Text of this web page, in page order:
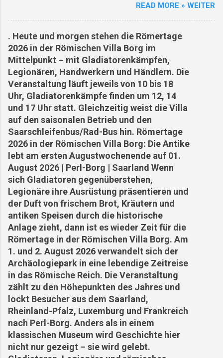
Kooperation bei Experimenten & Publikationen
In der Villa-Borg-Dokumentation werden
Kooperationen mit Universitäten wie
Saarbrücken, Köln, Trier, Marburg, Utrecht
genannt. ( villa-borg.de ) ARCHEOglas /
Glasofenexperiment Experimentelle
Archäologie im Bereich Glashütten /
Glasfertigung Private / projektbezogene
Website mit Fokus auf rekonstruktive
Glasforschung am Standort Villa Borg (...
Menschen vor Ort hat. Die extreme Hitze hat zu
mehreren Todesfällen geführt, insbesondere
unter Arbeitern, die während ihrer Arbeit
zusammengebrochen sind. Die Hitze hat auch
zu Waldbränden und nahezu ausgetrockneten
Flüssen in der Region geführt. Die Klimakrise
zeigt sich in Borg deutlich, und die Situation ist
besorgniserregend. Mehrere Menschen,
darunter ein Bäcker, ein Bauarbeiter, ein
Straßenmarkierer und ein
Supermarktmitarbeiter, sind Opfer der Hitze
geworden. Die Bedingungen sind so extrem,
dass selbst Touristen unter der Hitze leiden.
Angesichts der Todesfälle und des Leids haben
einige Arbeiterorganisationen und
Gewerkschaften verbesserte
Arbeitsbedingungen gefordert und sogar mit
Streiks gedroht, u...
READ MORE » WEITER
. Heute und morgen stehen die Römertage
2026 in der Römischen Villa Borg im
Mittelpunkt – mit Gladiatorenkämpfen,
Legionären, Handwerkern und Händlern. Die
Veranstaltung läuft jeweils von 10 bis 18
Uhr, Gladiatorenkämpfe finden um 12, 14
und 17 Uhr statt. Gleichzeitig weist die Villa
auf den saisonalen Betrieb und den
Saarschleifenbus/Rad-Bus hin. Römertage
2026 in der Römischen Villa Borg: Die Antike
lebt am ersten Augustwochenende auf 01.
August 2026 | Perl-Borg | Saarland Wenn
sich Gladiatoren gegenüberstehen,
Legionäre ihre Ausrüstung präsentieren und
der Duft von frischem Brot, Kräutern und
antiken Speisen durch die historische
Anlage zieht, dann ist es wieder Zeit für die
Römertage in der Römischen Villa Borg. Am
1. und 2. August 2026 verwandelt sich der
Archäologiepark in eine lebendige Zeitreise
in das Römische Reich. Die Veranstaltung
zählt zu den Höhepunkten des Jahres und
lockt Besucher aus dem Saarland,
Rheinland-Pfalz, Luxemburg und Frankreich
nach Perl-Borg. Anders als in einem
klassischen Museum wird Geschichte hier
nicht nur gezeigt – sie wird gelebt.